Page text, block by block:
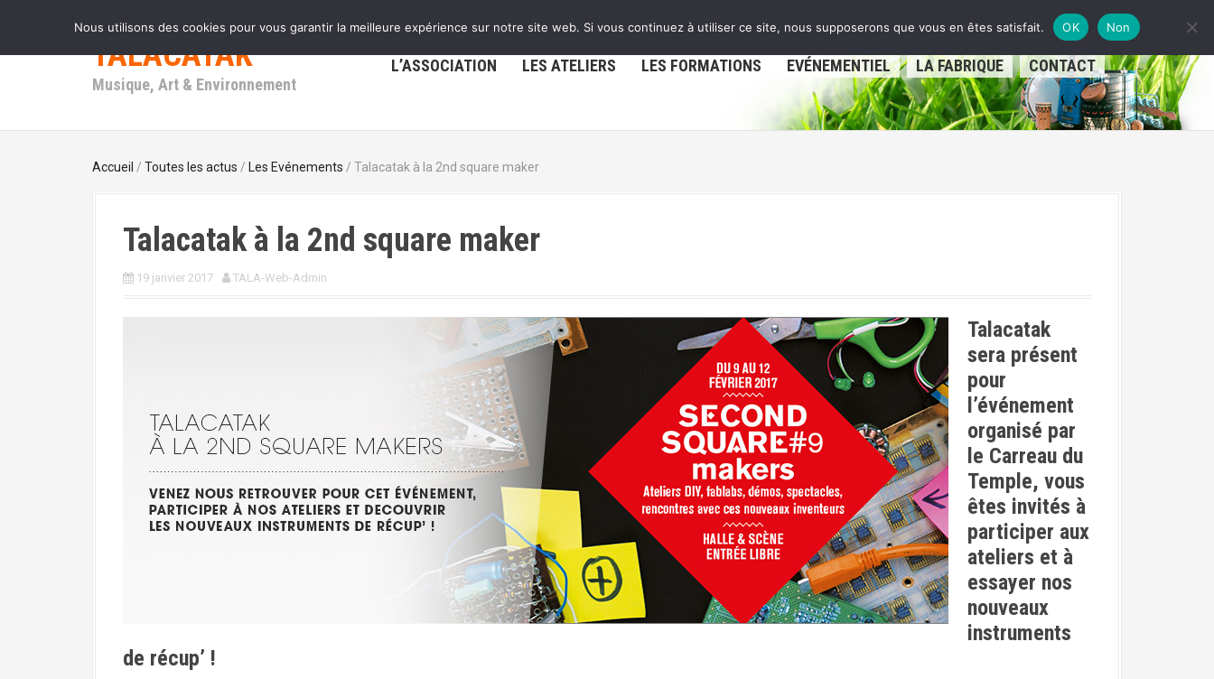
TALACATAK
Musique, Art & Environnement
L’ASSOCIATION LES ATELIERS LES FORMATIONS EVÉNEMENTIEL LA FABRIQUE CONTACT
Accueil / Toutes les actus / Les Evénements / Talacatak à la 2nd square maker
Talacatak à la 2nd square maker
19 janvier 2017 TALA-Web-Admin
Talacatak
sera présent
pour
l’événement
organisé par
le Carreau du
Temple, vous
êtes invités à
participer aux
ateliers et à
essayer nos
nouveaux
instruments
de récup’ !
Nous utilisons des cookies pour vous garantir la meilleure expérience sur notre site web. Si vous continuez à utiliser ce site, nous supposerons que vous en êtes satisfait. OK Non